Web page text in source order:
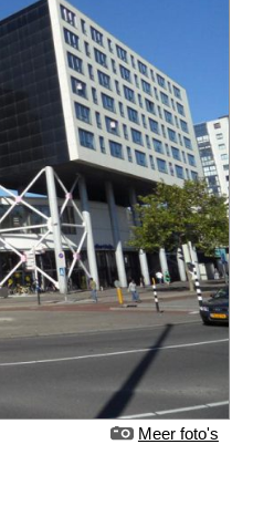
Meer foto's